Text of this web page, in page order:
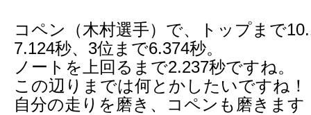
コペン（木村選手）で、トップまで
7.124秒、3位まで6.374秒。
ノートを上回るまで2.237秒ですね。
この辺りまでは何とかしたいですね！
自分の走りを磨き、コペンも磨きます